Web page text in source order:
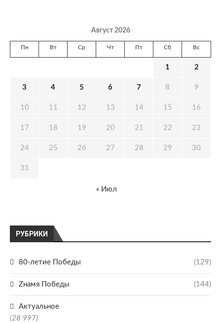
РУБРИКИ
80-летие Победы (129)
Zнамя Победы (144)
Актуальное
(28 997)
Август 2026
Пн Вт Ср Чт Пт Сб Вс
1 2
3 4 5 6 7 8 9
10 11 12 13 14 15 16
17 18 19 20 21 22 23
24 25 26 27 28 29 30
31
« Июл